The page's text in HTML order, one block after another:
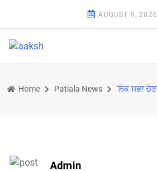
AUGUST 9, 2026
Home Patiala News
Admin